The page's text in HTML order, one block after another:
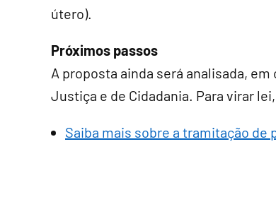
útero).
Próximos passos
A proposta ainda será analisada, em
Justiça e de Cidadania. Para virar
Saiba mais sobre a tramitação de